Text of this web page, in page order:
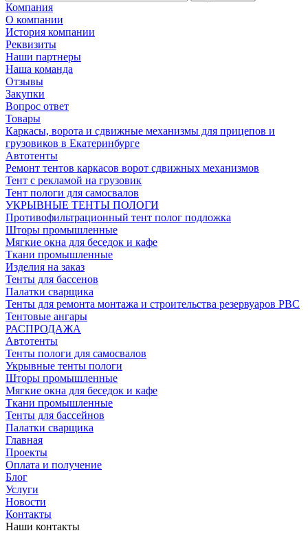
Компания
О компании
История компании
Реквизиты
Наши партнеры
Наша команда
Отзывы
Закупки
Вопрос ответ
Товары
Каркасы, ворота и сдвижные механизмы для прицепов и
грузовиков в Екатеринбурге
Автотенты
Ремонт тентов каркасов ворот сдвижных механизмов
Тент с рекламой на грузовик
Тент пологи для самосвалов
УКРЫВНЫЕ ТЕНТЫ ПОЛОГИ
Противофильтрационный тент полог подложка
Шторы промышленные
Мягкие окна для беседок и кафе
Ткани промышленные
Изделия на заказ
Тенты для бассенов
Палатки сварщика
Тенты для ремонта монтажа и строительства резервуаров РВС
Тентовые ангары
РАСПРОДАЖА
Автотенты
Тенты пологи для самосвалов
Укрывные тенты пологи
Шторы промышленные
Мягкие окна для беседок и кафе
Ткани промышленные
Тенты для бассейнов
Палатки сварщика
Главная
Проекты
Оплата и получение
Блог
Услуги
Новости
Контакты
Наши контакты